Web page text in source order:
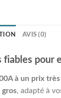
AVIS (0)
fiables pour
à un prix
, adapté à